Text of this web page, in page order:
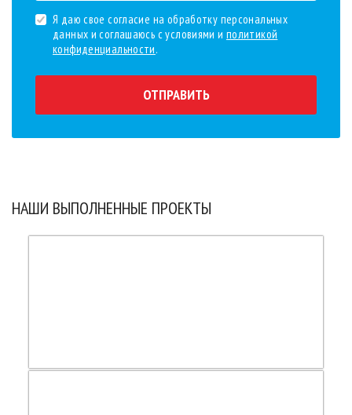
Я даю свое согласие на обработку персональных
данных и соглашаюсь с условиями и политикой
конфиденциальности.
ОТПРАВИТЬ
НАШИ ВЫПОЛНЕННЫЕ ПРОЕКТЫ